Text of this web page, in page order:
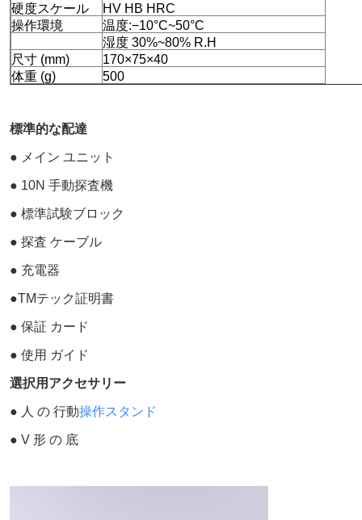
硬度スケール
HV HB HRC
操作環境
温度:−10°C~50°C
湿度 30%~80% R.H
尺寸 (mm)
170×75×40
体重 (g)
500
標準的な配達
● メイン ユニット
● 10N 手動探査機
● 標準試験ブロック
● 探査 ケーブル
● 充電器
●TMテック証明書
● 保証 カード
● 使用 ガイド
選択用アクセサリー
● 人 の 行動操作スタンド
● V 形 の 底